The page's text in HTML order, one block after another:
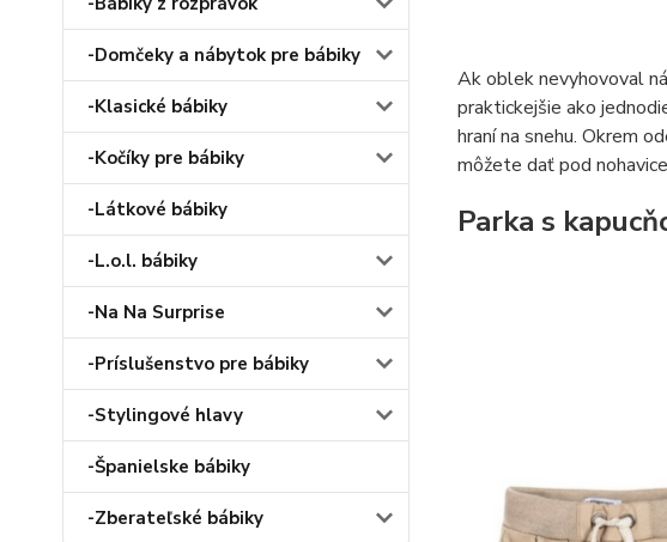
-Domčeky a nábytok pre bábiky
-Klasické bábiky
-Kočíky pre bábiky
-Látkové bábiky
-L.o.l. bábiky
-Na Na Surprise
-Príslušenstvo pre bábiky
-Stylingové hlavy
-Španielske bábiky
-Zberateľské bábiky
Ak oblek nevyhovoval
praktickejšie ako
hraní na snehu. Okrem
môžete dať pod
Parka s